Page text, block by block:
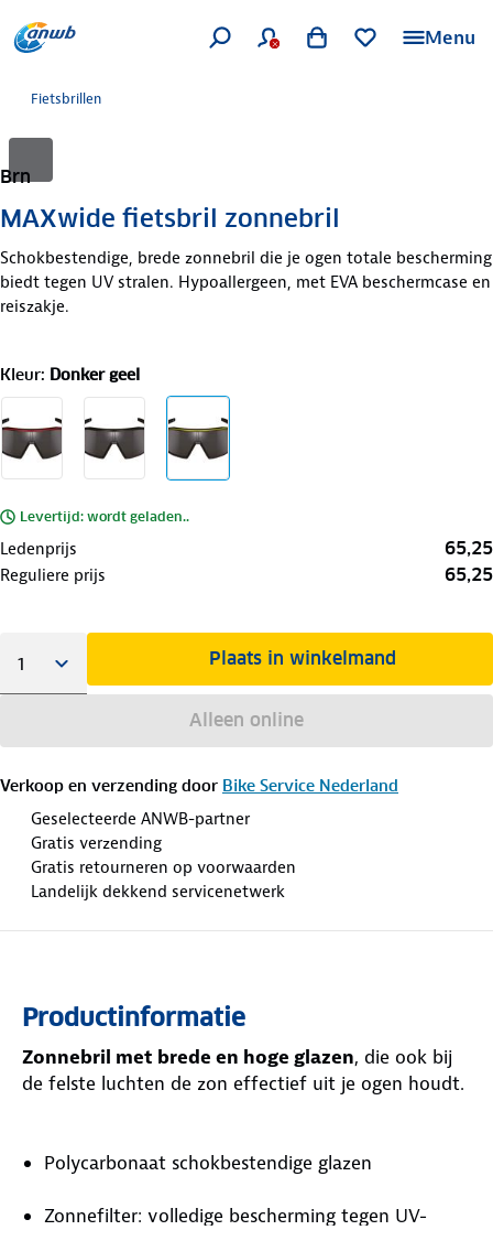
Menu
Fietsbrillen
Brn
MAXwide fietsbril zonnebril
Schokbestendige, brede zonnebril die je ogen totale bescherming
biedt tegen UV stralen. Hypoallergeen, met EVA beschermcase en
reiszakje.
Kleur: Donker geel
Levertijd: wordt geladen..
Ledenprijs 65,25
Reguliere prijs 65,25
Plaats in winkelmand
Alleen online
Verkoop en verzending door Bike Service Nederland
Geselecteerde ANWB-partner
Gratis verzending
Gratis retourneren op voorwaarden
Landelijk dekkend servicenetwerk
Productinformatie
Zonnebril met brede en hoge glazen, die ook bij
de felste luchten de zon effectief uit je ogen houdt.
Polycarbonaat schokbestendige glazen
Zonnefilter: volledige bescherming tegen UV-